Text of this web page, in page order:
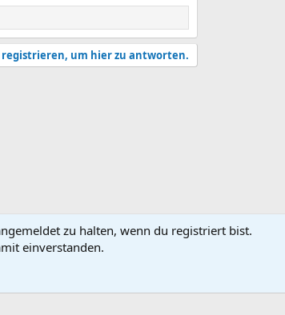
um hier zu antworten.
Nutzungsbedingungen
zu halten, wenn du registriert bist.
einverstanden.